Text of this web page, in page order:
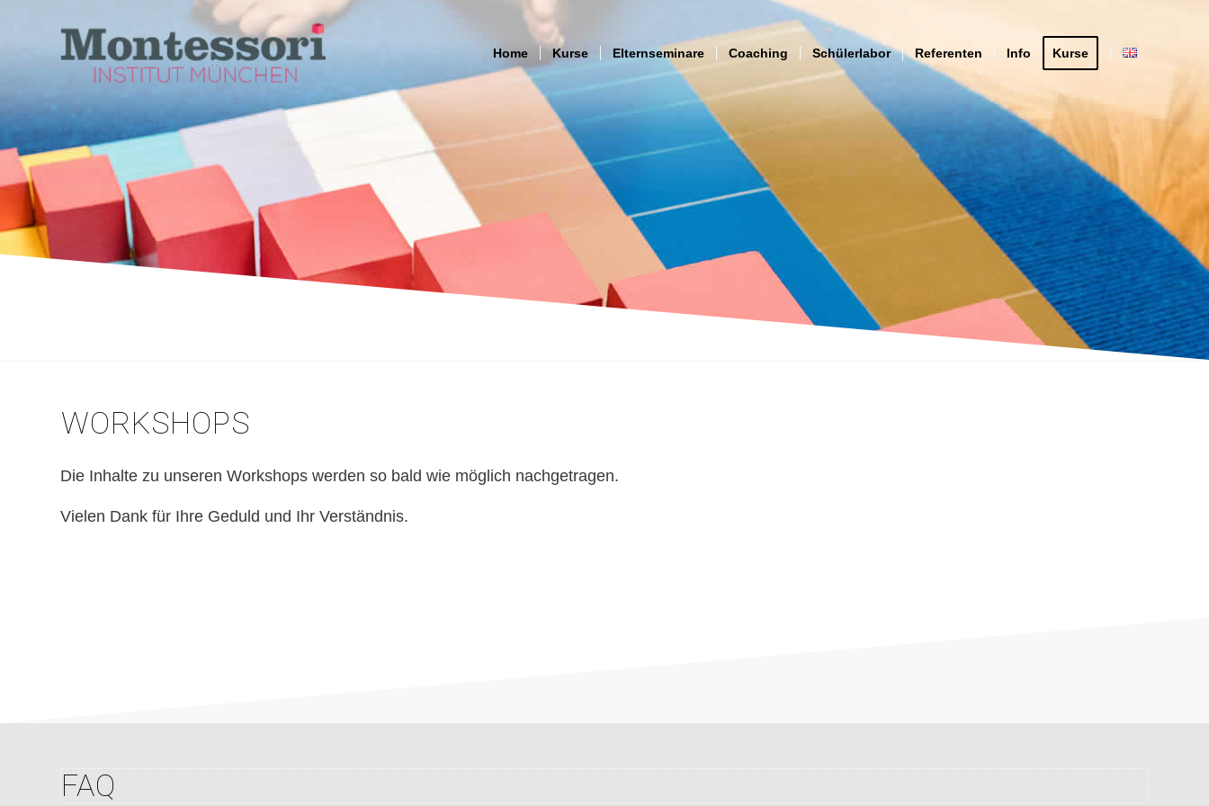
Home Kurse Elternseminare Coaching Schülerlabor Referenten Info Kurse
WORKSHOPS
Die Inhalte zu unseren Workshops werden so bald wie möglich nachgetragen.
Vielen Dank für Ihre Geduld und Ihr Verständnis.
FAQ